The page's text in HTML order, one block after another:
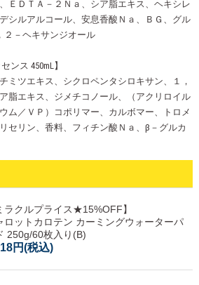
ＥＤＴＡ－２Ｎａ、シア脂エキス、ヘキシレ
シルアルコール、安息香酸Ｎａ、ＢＧ、グル
２－ヘキサンジオール
ンス 450mL】
ミツエキス、シクロペンタシロキサン、１，
脂エキス、ジメチコノール、（アクリロイル
ム／ＶＰ）コポリマー、カルボマー、トロメ
セリン、香料、フィチン酸Ｎａ、β－グルカ
ラクルプライス★15%OFF】
ロットカロテン カーミングウォーターパ
250g/60枚入り(B)
円(税込)